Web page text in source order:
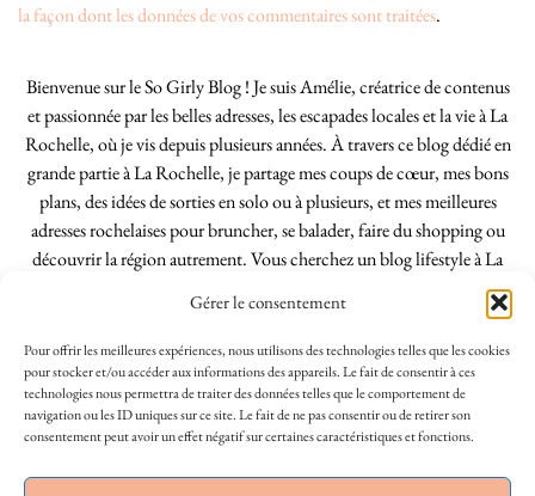
Gérer le consentement
Pour offrir les meilleures expériences, nous utilisons des technologies telles que les cookies
pour stocker et/ou accéder aux informations des appareils. Le fait de consentir à ces
technologies nous permettra de traiter des données telles que le comportement de
navigation ou les ID uniques sur ce site. Le fait de ne pas consentir ou de retirer son
consentement peut avoir un effet négatif sur certaines caractéristiques et fonctions.
la façon dont les données de vos commentaires sont traitées.
Bienvenue sur le So Girly Blog ! Je suis Amélie, créatrice de contenus
et passionnée par les belles adresses, les escapades locales et la vie à La
Rochelle, où je vis depuis plusieurs années. À travers ce blog dédié en
grande partie à La Rochelle, je partage mes coups de cœur, mes bons
plans, des idées de sorties en solo ou à plusieurs, et mes meilleures
adresses rochelaises pour bruncher, se balader, faire du shopping ou
découvrir la région autrement. Vous cherchez un blog lifestyle à La
Rochelle, tenu par une locale ? Vous êtes au bon endroit. Que vous
soyez Rochelais·e ou de passage dans notre belle ville, j’espère que mes
articles vous aideront à profiter de La Rochelle comme un·e vrai·e
initié·e. !